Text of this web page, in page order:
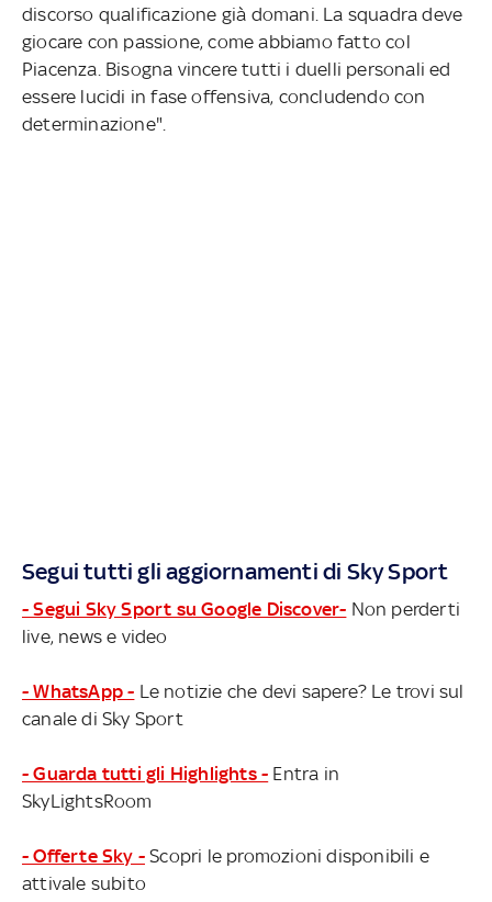
discorso qualificazione già domani. La squadra deve
giocare con passione, come abbiamo fatto col
Piacenza. Bisogna vincere tutti i duelli personali ed
essere lucidi in fase offensiva, concludendo con
determinazione".
Segui tutti gli aggiornamenti di Sky Sport
- Segui Sky Sport su Google Discover- Non perderti
live, news e video
- WhatsApp - Le notizie che devi sapere? Le trovi sul
canale di Sky Sport
- Guarda tutti gli Highlights - Entra in
SkyLightsRoom
- Offerte Sky - Scopri le promozioni disponibili e
attivale subito